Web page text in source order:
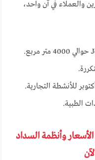
والعملاء في آن واحد،
الطبية.
الأسعار وأنظمة السداد